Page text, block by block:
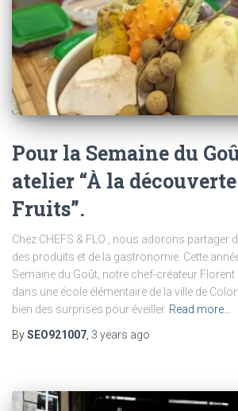
Pour la Semaine du
atelier “À la
Fruits”.
Chez CHEFS & FLO , nous adorons
des produits et de la gastronomie. Cette
Semaine du Goût, notre chef-créateur
dans une école élémentaire de la ville de
bien des surprises pour éveiller Read more…
BySEO921007, 3 years ago